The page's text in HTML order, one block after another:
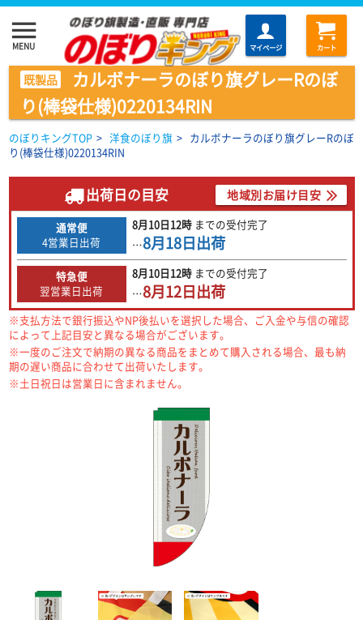
menu
MENU マイページ カート
既製品
カルボナーラのぼり旗グレーRのぼ
り(棒袋仕様)0220134RIN
のぼりキングTOP > 洋食のぼり旗 > カルボナーラのぼり旗グレーRのぼ
り(棒袋仕様)0220134RIN
出荷日の目安 地域別お届け目安
通常便
4営業日出荷
8月10日12時 までの受付完了
…8月18日出荷
特急便
翌営業日出荷
8月10日12時 までの受付完了
…8月12日出荷
※支払方法で銀行振込やNP後払いを選択した場合、ご入金や与信の確認
によって上記目安と異なる場合がございます。
※一度のご注文で納期の異なる商品をまとめて購入される場合、最も納
期の遅い商品に合わせて出荷いたします。
※土日祝日は営業日に含まれません。